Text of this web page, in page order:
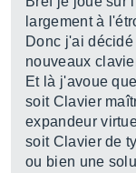
largement à
Donc j'ai
nouveaux
Et là j'avoue
soit Clavier
expandeur
soit Clavier de
ou bien une